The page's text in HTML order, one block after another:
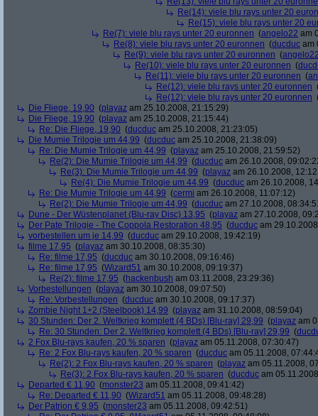
Re(14): viele blu rays unter 20
Re(15): viele blu rays unter 20
Re(7): viele blu rays unter 20 euronnen (angelo22 am
Re(8): viele blu rays unter 20 euronnen (ducduc am
Re(9): viele blu rays unter 20 euronnen (
Re(10): viele blu rays unter 20 euronnen (
Re(11): viele blu rays unter 20 euronnen (
Re(12): viele blu rays unter 20 euronnen
Re(12): viele blu rays unter 20 euronnen
Die Fliege, 19,90 (playaz am 25.10.2008, 21:15:29)
Die Fliege, 19,90 (playaz am 25.10.2008, 21:15:44)
Re: Die Fliege, 19,90 (ducduc am 25.10.2008, 21:23:05)
Die Mumie Trilogie um 44,99 (ducduc am 25.10.2008, 21:38:09)
Re: Die Mumie Trilogie um 44,99 (playaz am 25.10.2008, 21:59:52)
Re(2): Die Mumie Trilogie um 44,99 (ducduc am 26.10.2008,
Re(3): Die Mumie Trilogie um 44,99 (playaz am 26.10.2008,
Re(4): Die Mumie Trilogie um 44,99 (ducduc am 26.10.2008,
Re: Die Mumie Trilogie um 44,99 (cermi am 26.10.2008, 11:07:12)
Re(2): Die Mumie Trilogie um 44,99 (ducduc am 27.10.2008,
Dune - Der Wüstenplanet (Blu-ray Disc) 13,95 (playaz am 27.10.2008,
Der Pate Trilogie - The Coppola Restoration 48,95 (ducduc am
vorbestellen um je 14,99 (ducduc am 29.10.2008, 19:42:19)
filme 17,95 (playaz am 30.10.2008, 08:35:30)
Re: filme 17,95 (ducduc am 30.10.2008, 09:16:46)
Re: filme 17,95 (Wizard51 am 30.10.2008, 09:19:37)
Re(2): filme 17,95 (hackenbush am 03.11.2008, 23:29:36)
Vorbestellungen (playaz am 30.10.2008, 09:07:50)
Re: Vorbestellungen (ducduc am 30.10.2008, 09:17:37)
Zombie Night 1+2 (Steelbook) 14,99 (playaz am 31.10.2008, 08:59:04)
30 Stunden: Der 2. Weltkrieg komplett (4 BDs) [Blu-ray] 29,99 (playaz am
Re: 30 Stunden: Der 2. Weltkrieg komplett (4 BDs) [Blu-ray] 29,99 (
2 Fox Blu-rays kaufen, 20 % sparen (playaz am 05.11.2008, 07:30:47)
Re: 2 Fox Blu-rays kaufen, 20 % sparen (ducduc am 05.11.2008,
Re(2): 2 Fox Blu-rays kaufen, 20 % sparen (playaz am 05.11.2008,
Re(3): 2 Fox Blu-rays kaufen, 20 % sparen (ducduc am
Departed € 11,90 (monster23 am 05.11.2008, 09:41:42)
Re: Departed € 11,90 (Wizard51 am 05.11.2008, 09:48:28)
Der Patrion € 9,95 (monster23 am 05.11.2008, 09:42:51)